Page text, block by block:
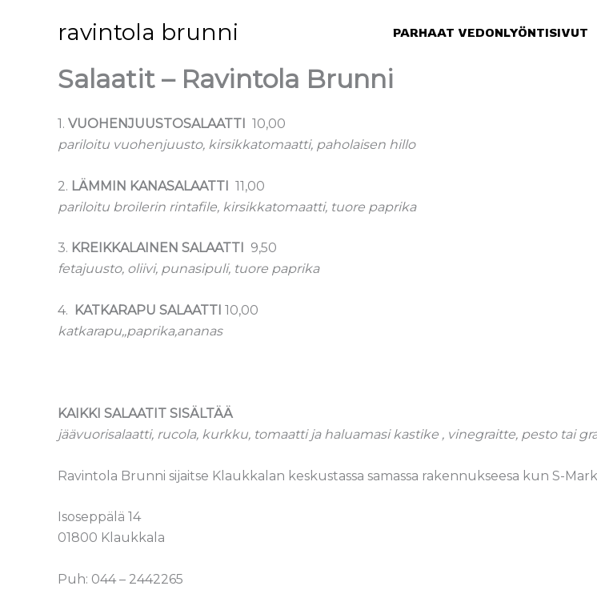
ravintola brunni PARHAAT VEDONLYÖNTISIVUT
Salaatit – Ravintola Brunni
1. VUOHENJUUSTOSALAATTI 10,00
pariloitu vuohenjuusto, kirsikkatomaatti, paholaisen hillo
2. LÄMMIN KANASALAATTI 11,00
pariloitu broilerin rintafile, kirsikkatomaatti, tuore paprika
3. KREIKKALAINEN SALAATTI
9,50
fetajuusto, oliivi, punasipuli, tuore paprika
4. KATKARAPU SALAATTI 10,00
katkarapu,,paprika,ananas
KAIKKI SALAATIT SISÄLTÄÄ
jäävuorisalaatti, rucola, kurkku, tomaatti ja haluamasi kastike , vinegraitte, pesto tai
Ravintola Brunni sijaitse Klaukkalan keskustassa samassa rakennukseesa kun S-
Isoseppälä 14
01800 Klaukkala
Puh: 044 – 2442265